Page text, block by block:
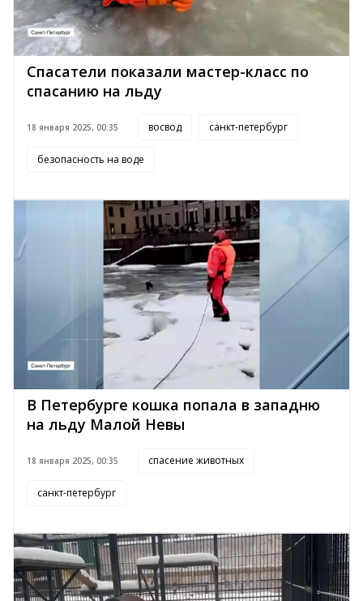
Спасатели показали мастер-класс по
спасанию на льду
18 января 2025, 00:35 восвод санкт-петербург
безопасность на воде
В Петербурге кошка попала в западню
на льду Малой Невы
18 января 2025, 00:35 спасение животных
санкт-петербург